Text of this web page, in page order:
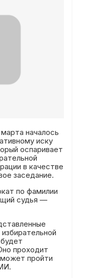
началось
иску
оспаривает
в качестве
заседание.
по фамилии
судья —
проходит
пройти